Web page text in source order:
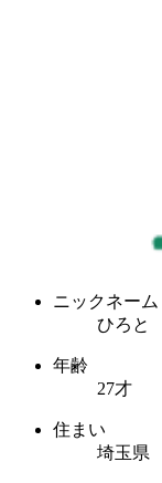
ニックネーム
ひろと
年齢
27才
住まい
埼玉県